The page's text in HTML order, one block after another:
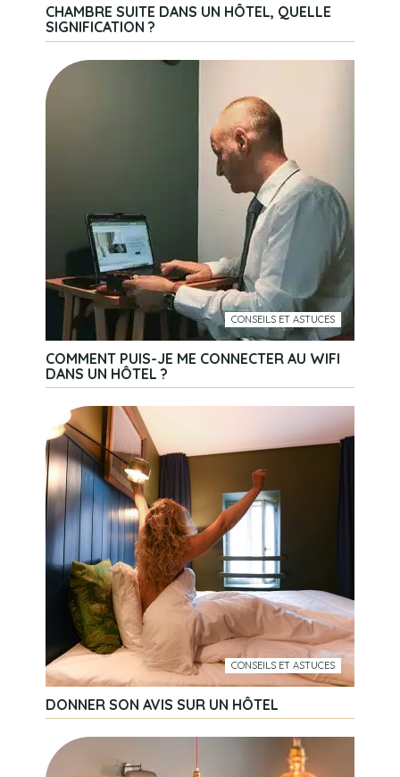
CHAMBRE SUITE DANS UN HÔTEL, QUELLE
SIGNIFICATION ?
CONSEILS ET ASTUCES
COMMENT PUIS-JE ME CONNECTER AU WIFI
DANS UN HÔTEL ?
CONSEILS ET ASTUCES
DONNER SON AVIS SUR UN HÔTEL